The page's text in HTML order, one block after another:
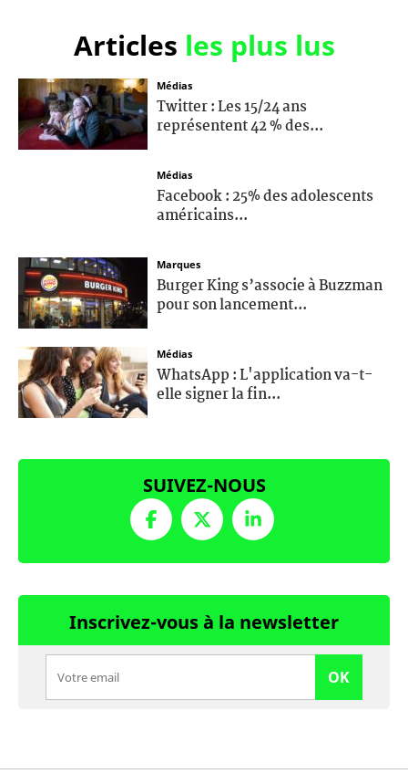
Articles les plus lus
Médias
Twitter : Les 15/24 ans
représentent 42 % des...
Médias
Facebook : 25% des adolescents
américains...
Marques
Burger King s’associe à Buzzman
pour son lancement...
Médias
WhatsApp : L'application va-t-
elle signer la fin...
SUIVEZ-NOUS
Inscrivez-vous à la newsletter
OK